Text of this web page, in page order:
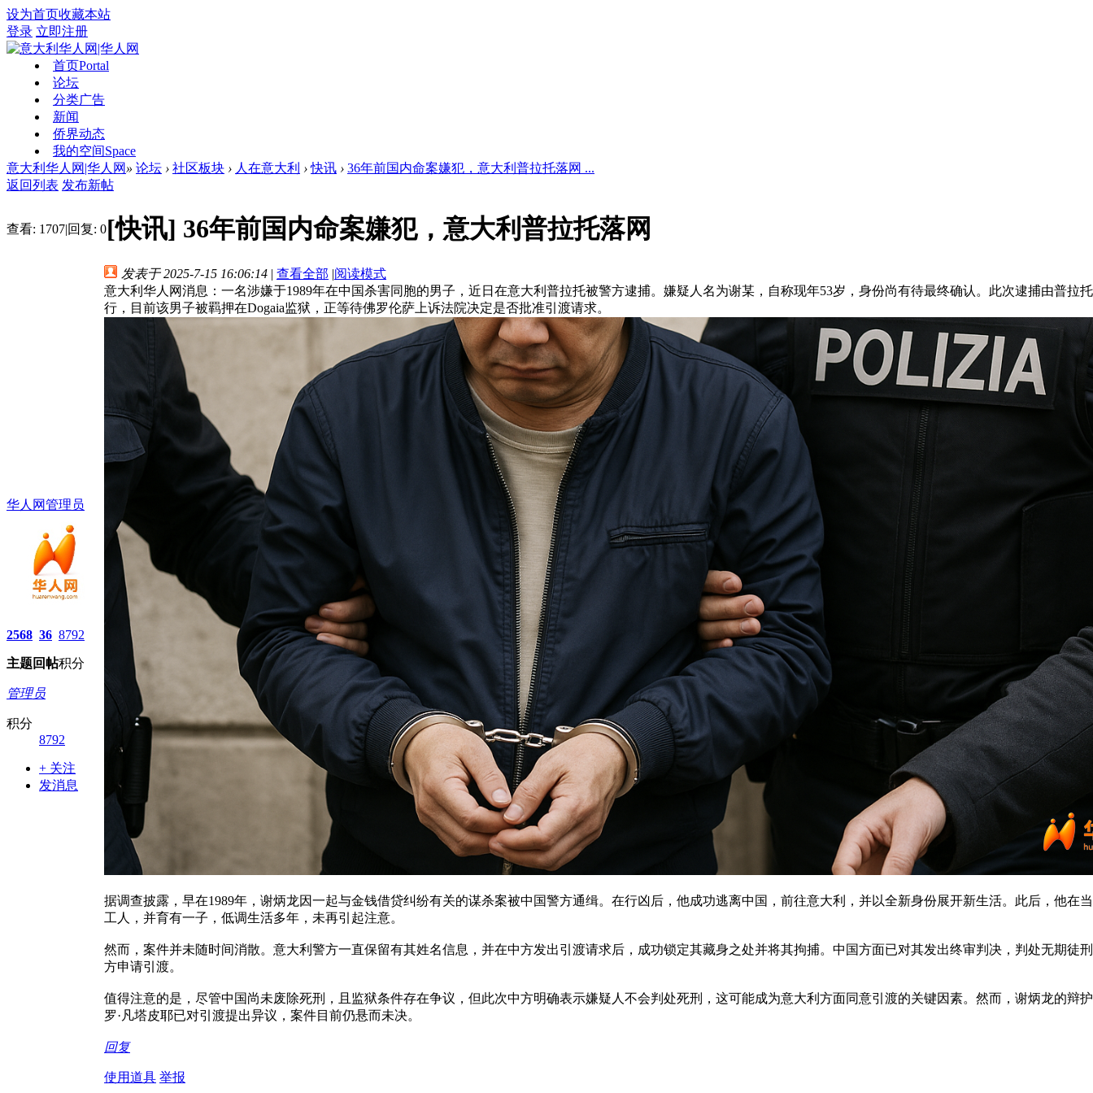
设为首页收藏本站
登录 立即注册
首页Portal
论坛
分类广告
新闻
侨界动态
我的空间Space
意大利华人网|华人网 » 论坛 › 社区板块 › 人在意大利 › 快讯 › 36年前国内命案嫌犯，意大利普拉托落网 ...
返回列表 发布新帖
查看: 1707|回复: 0[快讯] 36年前国内命案嫌犯，意大利普拉托落网
华人网管理员
2568
主题
36
回帖
8792
积分
管理员
积分
8792
+ 关注
发消息
发表于 2025-7-15 16:06:14 | 查看全部 |阅读模式
意大利华人网消息：一名涉嫌于1989年在中国杀害同胞的男子，近日在意大利普拉托被警方逮捕。嫌疑人名为谢某，自称现年53岁，身份尚有待最终确认。此次逮捕由普拉
行，目前该男子被羁押在Dogaia监狱，正等待佛罗伦萨上诉法院决定是否批准引渡请求。
据调查披露，早在1989年，谢炳龙因一起与金钱借贷纠纷有关的谋杀案被中国警方通缉。在行凶后，他成功逃离中国，前往意大利，并以全新身份展开新生活。此后，他在
工人，并育有一子，低调生活多年，未再引起注意。
然而，案件并未随时间消散。意大利警方一直保留有其姓名信息，并在中方发出引渡请求后，成功锁定其藏身之处并将其拘捕。中国方面已对其发出终审判决，判处无期徒
方申请引渡。
值得注意的是，尽管中国尚未废除死刑，且监狱条件存在争议，但此次中方明确表示嫌疑人不会判处死刑，这可能成为意大利方面同意引渡的关键因素。然而，谢炳龙的辩
罗·凡塔皮耶已对引渡提出异议，案件目前仍悬而未决。
回复
使用道具 举报